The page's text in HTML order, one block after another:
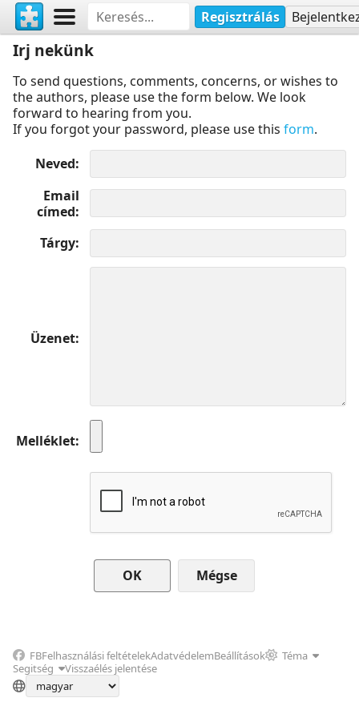
Regisztrálás
Irj nekünk
To send questions, comments, concerns, or wishes to
the authors, please use the form below. We look
forward to hearing from you.
If you forgot your password, please use this form.
Neved
Email
címed
Tárgy
Üzenet
Melléklet
Mégse
FBFelhasználási feltételekAdatvédelemBeállítások
Téma
Segitség
Visszaélés jelentése